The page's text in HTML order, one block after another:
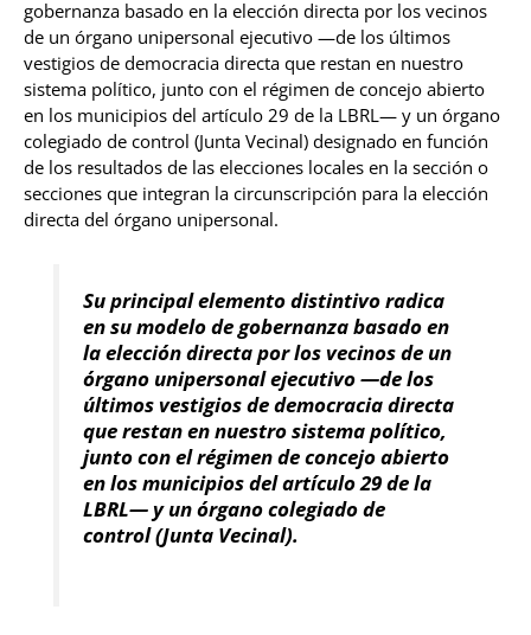
gobernanza basado en la elección directa por los vecinos
de un órgano unipersonal ejecutivo —de los últimos
vestigios de democracia directa que restan en nuestro
sistema político, junto con el régimen de concejo abierto
en los municipios del artículo 29 de la LBRL— y un órgano
colegiado de control (Junta Vecinal) designado en función
de los resultados de las elecciones locales en la sección o
secciones que integran la circunscripción para la elección
directa del órgano unipersonal.
Su principal elemento distintivo radica
en su modelo de gobernanza basado en
la elección directa por los vecinos de un
órgano unipersonal ejecutivo —de los
últimos vestigios de democracia directa
que restan en nuestro sistema político,
junto con el régimen de concejo abierto
en los municipios del artículo 29 de la
LBRL— y un órgano colegiado de
control (Junta Vecinal).